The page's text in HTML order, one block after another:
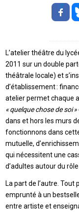
L’atelier théâtre du
2011 sur un double
théâtrale locale) et
d’établissement :
atelier permet chaque
« quelque chose de soi »
dans et hors les murs
fonctionnons dans
mutuelle,
qui nécessitent une
d’adultes autour du
La part de l’autre.
emprunté à un
entre artiste et